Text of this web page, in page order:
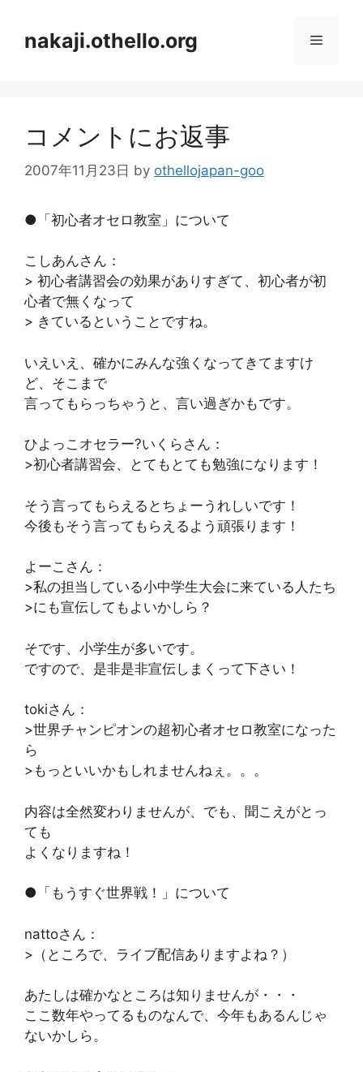
nakaji.othello.org メ
コメントにお返事
2007年11月23日 by othellojapan-goo
●「初心者オセロ教室」について
こしあんさん：
> 初心者講習会の効果がありすぎて、初心者が初
心者で無くなって
> きているということですね。
いえいえ、確かにみんな強くなってきてますけ
ど、そこまで
言ってもらっちゃうと、言い過ぎかもです。
ひよっこオセラー?いくらさん：
>初心者講習会、とてもとても勉強になります！
そう言ってもらえるとちょーうれしいです！
今後もそう言ってもらえるよう頑張ります！
よーこさん：
>私の担当している小中学生大会に来ている人たち
>にも宣伝してもよいかしら？
そです、小学生が多いです。
ですので、是非是非宣伝しまくって下さい！
tokiさん：
>世界チャンピオンの超初心者オセロ教室になった
ら
>もっといいかもしれませんねぇ。。。
内容は全然変わりませんが、でも、聞こえがとっ
ても
よくなりますね！
●「もうすぐ世界戦！」について
nattoさん：
>（ところで、ライブ配信ありますよね？）
あたしは確かなところは知りませんが・・・
ここ数年やってるものなんで、今年もあるんじゃ
ないかしら。